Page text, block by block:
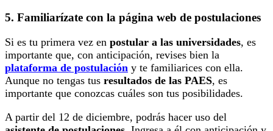
5. Familiarízate con la página web de postulaciones
Si es tu primera vez en postular a las universidades, es
importante que, con anticipación, revises bien la
plataforma de postulación y te familiarices con ella.
Aunque no tengas tus resultados de las PAES, es
importante que conozcas cuáles son tus posibilidades.
A partir del 12 de diciembre, podrás hacer uso del